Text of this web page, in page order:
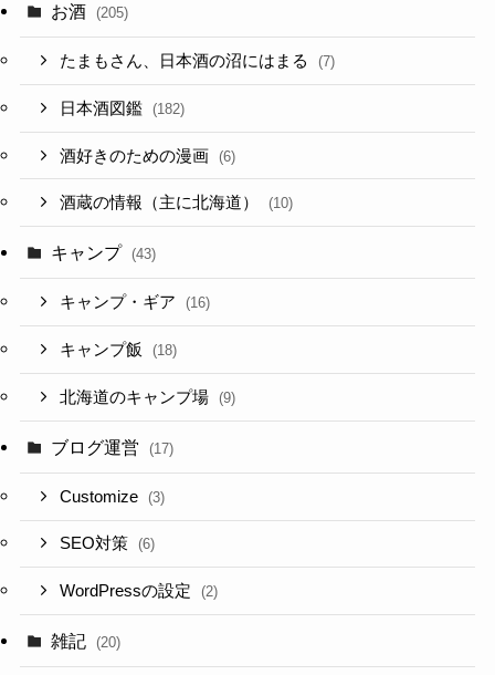
お酒 (205)
たまもさん、日本酒の沼にはまる (7)
日本酒図鑑 (182)
酒好きのための漫画 (6)
酒蔵の情報（主に北海道） (10)
キャンプ (43)
キャンプ・ギア (16)
キャンプ飯 (18)
北海道のキャンプ場 (9)
ブログ運営 (17)
Customize (3)
SEO対策 (6)
WordPressの設定 (2)
雑記 (20)